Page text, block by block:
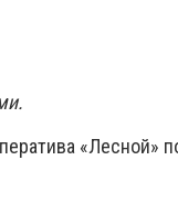
«Лесной»